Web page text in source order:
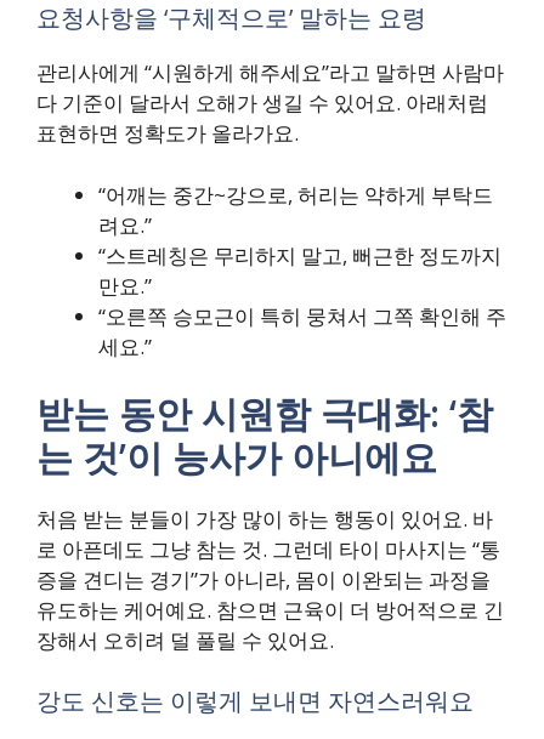
요청사항을 ‘구체적으로’ 말하는 요령
관리사에게 “시원하게 해주세요”라고 말하면 사람마
다 기준이 달라서 오해가 생길 수 있어요. 아래처럼
표현하면 정확도가 올라가요.
“어깨는 중간~강으로, 허리는 약하게 부탁드
려요.”
“스트레칭은 무리하지 말고, 뻐근한 정도까지
만요.”
“오른쪽 승모근이 특히 뭉쳐서 그쪽 확인해 주
세요.”
받는 동안 시원함 극대화: ‘참
는 것’이 능사가 아니에요
처음 받는 분들이 가장 많이 하는 행동이 있어요. 바
로 아픈데도 그냥 참는 것. 그런데 타이 마사지는 “통
증을 견디는 경기”가 아니라, 몸이 이완되는 과정을
유도하는 케어예요. 참으면 근육이 더 방어적으로 긴
장해서 오히려 덜 풀릴 수 있어요.
강도 신호는 이렇게 보내면 자연스러워요